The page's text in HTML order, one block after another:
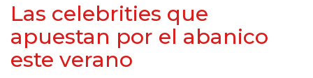
Las celebrities que
apuestan por el abanico
este verano